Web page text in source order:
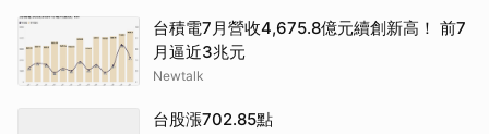
台積電7月營收4,675.8億元續創新高！ 前7
月逼近3兆元
Newtalk
台股漲702.85點